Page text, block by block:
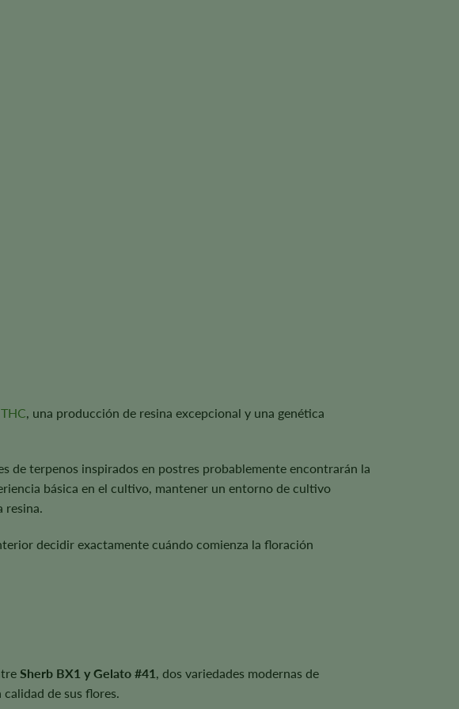
, una producción de resina excepcional y una genética
de terpenos inspirados en postres probablemente encontrarán la
básica en el cultivo, mantener un entorno de cultivo
resina.
decidir exactamente cuándo comienza la floración
Sherb BX1 y Gelato #41 , dos variedades modernas de
de sus flores.